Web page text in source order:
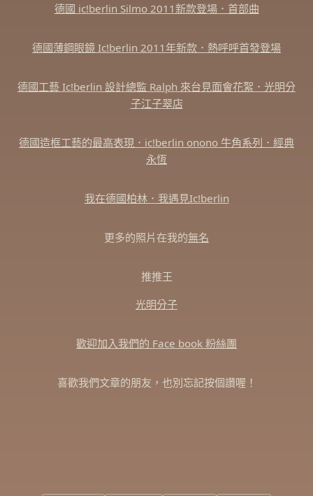
德國 ic!berlin Silmo 2011新款登場．首部曲
德國薄鋼眼鏡 Ic!berlin 2011年新款．熱呼呼首發登場
德國工藝 Ic!berlin 設計總監 Ralph 來台見面會花絮．光明分
子江子翠店
德國造框工藝的最高表現．ic!berlin onono 牛角系列．經典
永恆
我在德國柏林．我遇見Ic!berlin
更多的照片在我的無名
推推王
光明分子
歡迎加入我們的 Face book 粉絲團
喜歡我們文章的朋友，也別忘記按個讚喔！